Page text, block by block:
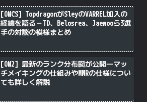
[OWCS] TopdragonがSleyのVARREL加入の
経緯を語る－TD、Belosrea、Jaewooら3選
手の対談の模様まとめ
[OW2] 最新のランク分布図が公開―マッ
チメイキングの仕組みやMMRの仕様につい
ても詳しく解説